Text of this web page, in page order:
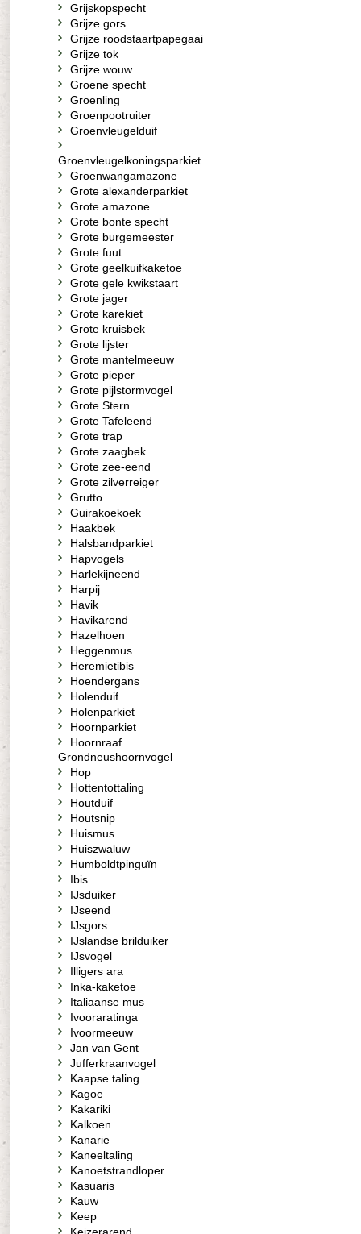
Grijskopspecht
Grijze gors
Grijze roodstaartpapegaai
Grijze tok
Grijze wouw
Groene specht
Groenling
Groenpootruiter
Groenvleugelduif
Groenvleugelkoningsparkiet
Groenwangamazone
Grote alexanderparkiet
Grote amazone
Grote bonte specht
Grote burgemeester
Grote fuut
Grote geelkuifkaketoe
Grote gele kwikstaart
Grote jager
Grote karekiet
Grote kruisbek
Grote lijster
Grote mantelmeeuw
Grote pieper
Grote pijlstormvogel
Grote Stern
Grote Tafeleend
Grote trap
Grote zaagbek
Grote zee-eend
Grote zilverreiger
Grutto
Guirakoekoek
Haakbek
Halsbandparkiet
Hapvogels
Harlekijneend
Harpij
Havik
Havikarend
Hazelhoen
Heggenmus
Heremietibis
Hoendergans
Holenduif
Holenparkiet
Hoornparkiet
Hoornraaf
Grondneushoornvogel
Hop
Hottentottaling
Houtduif
Houtsnip
Huismus
Huiszwaluw
Humboldtpinguïn
Ibis
IJsduiker
IJseend
IJsgors
IJslandse brilduiker
IJsvogel
Illigers ara
Inka-kaketoe
Italiaanse mus
Ivooraratinga
Ivoormeeuw
Jan van Gent
Jufferkraanvogel
Kaapse taling
Kagoe
Kakariki
Kalkoen
Kanarie
Kaneeltaling
Kanoetstrandloper
Kasuaris
Kauw
Keep